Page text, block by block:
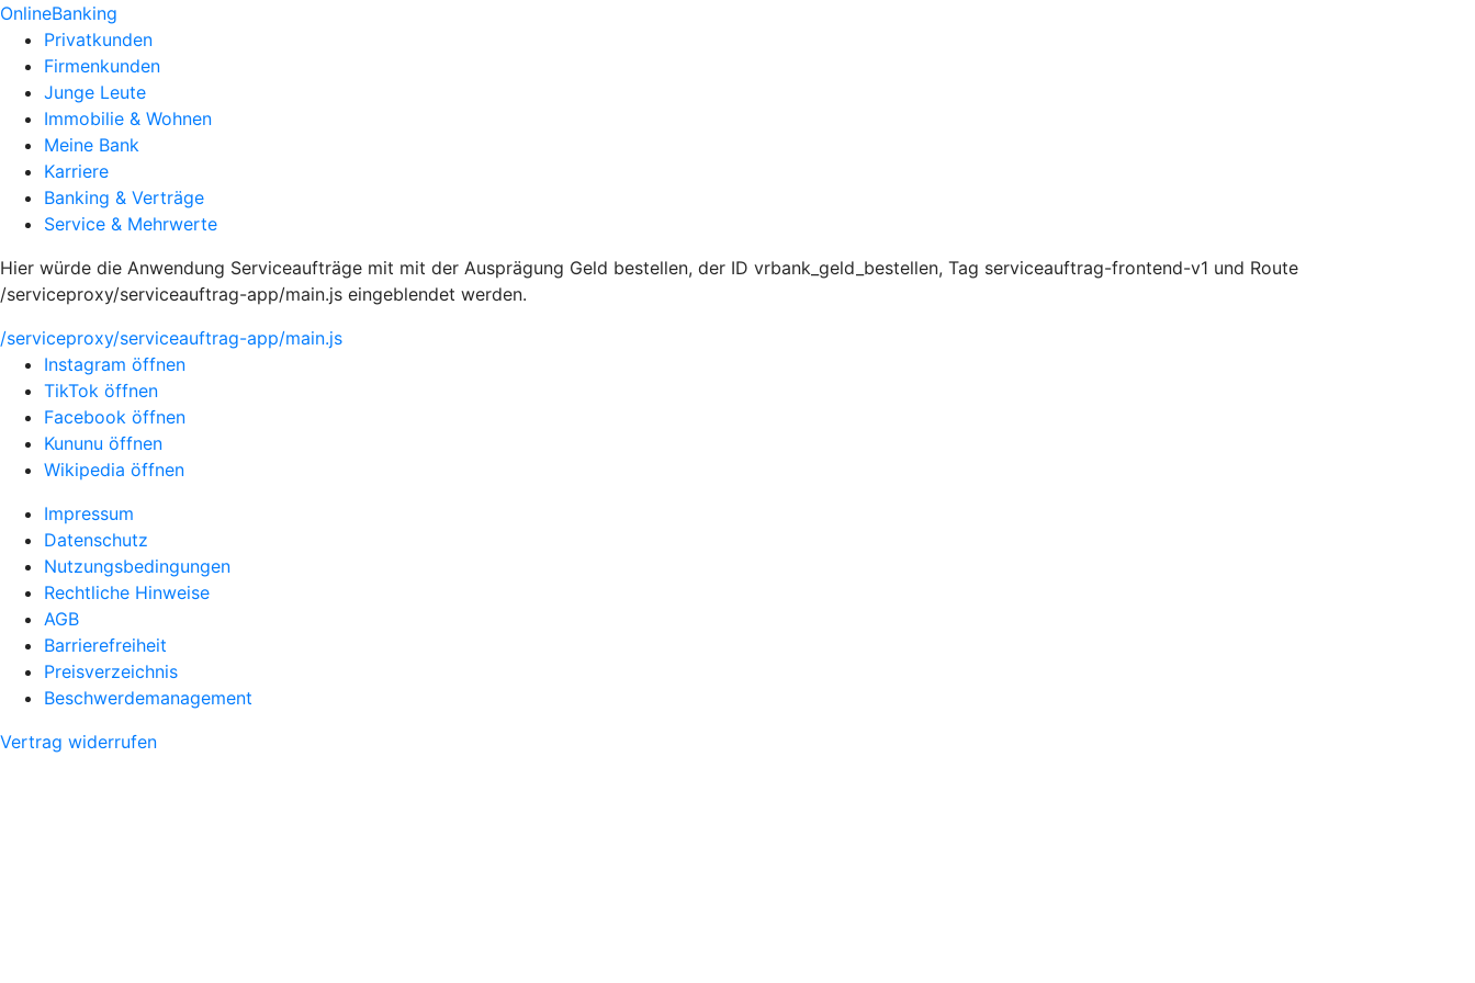
OnlineBanking
Privatkunden
Firmenkunden
Junge Leute
Immobilie & Wohnen
Meine Bank
Karriere
Banking & Verträge
Service & Mehrwerte
Hier würde die Anwendung Serviceaufträge mit mit der Ausprägung Geld bestellen, der ID vrbank_geld_bestellen, Tag serviceauftrag-frontend-v1 und Route
/serviceproxy/serviceauftrag-app/main.js eingeblendet werden.
/serviceproxy/serviceauftrag-app/main.js
Instagram öffnen
TikTok öffnen
Facebook öffnen
Kununu öffnen
Wikipedia öffnen
Impressum
Datenschutz
Nutzungsbedingungen
Rechtliche Hinweise
AGB
Barrierefreiheit
Preisverzeichnis
Beschwerdemanagement
Vertrag widerrufen